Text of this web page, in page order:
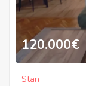
120.000€
Stan